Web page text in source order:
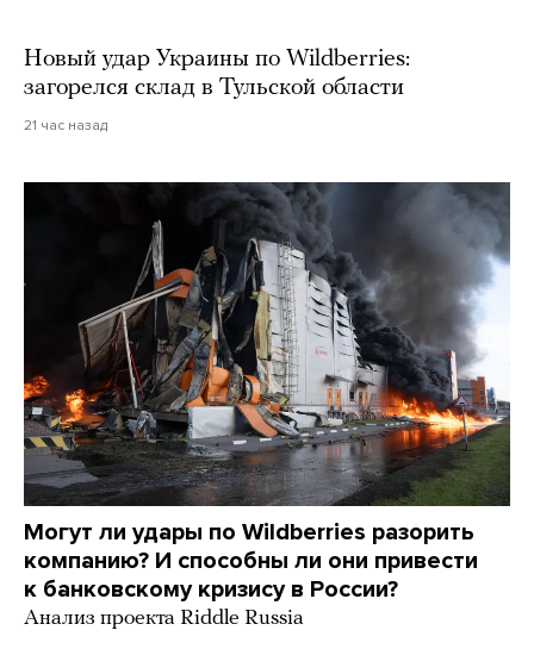
Новый удар Украины по Wildberries:
загорелся склад в Тульской области
21 час назад
Могут ли удары по Wildberries разорить
компанию? И способны ли они привести
к банковскому кризису в России?
Анализ проекта Riddle Russia